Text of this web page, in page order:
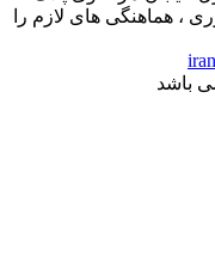
هماهنگی های لازم را
باشد